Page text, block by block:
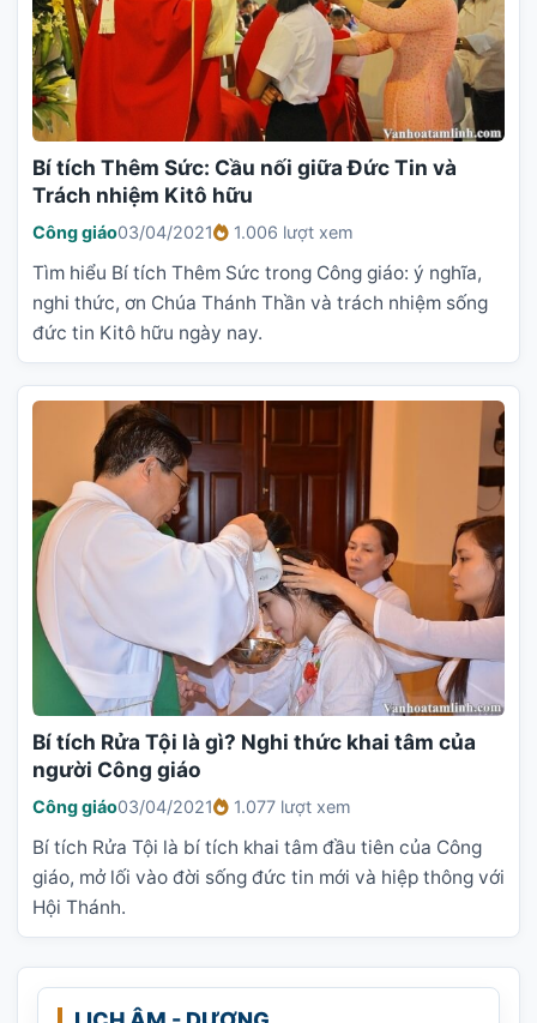
Bí tích Thêm Sức: Cầu nối giữa Đức Tin và
Trách nhiệm Kitô hữu
Công giáo03/04/2021 1.006 lượt xem
Tìm hiểu Bí tích Thêm Sức trong Công giáo: ý nghĩa,
nghi thức, ơn Chúa Thánh Thần và trách nhiệm sống
đức tin Kitô hữu ngày nay.
Bí tích Rửa Tội là gì? Nghi thức khai tâm của
người Công giáo
Công giáo03/04/2021 1.077 lượt xem
Bí tích Rửa Tội là bí tích khai tâm đầu tiên của Công
giáo, mở lối vào đời sống đức tin mới và hiệp thông với
Hội Thánh.